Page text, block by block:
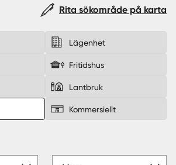
Rita sökområde på karta
Lägenhet
Fritidshus
Lantbruk
Kommersiellt